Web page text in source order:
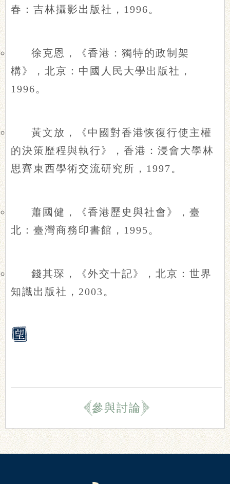
春：吉林攝影出版社，1996。
徐克恩，《香港：獨特的政制架
構》，北京：中國人民大學出版社，
1996。
黃文放，《中國對香港恢復行使主權
的決策歷程與執行》，香港：浸會大學林
思齊東西學術交流研究所，1997。
蕭國健，《香港歷史與社會》，臺
北：臺灣商務印書館，1995。
錢其琛，《外交十記》，北京：世界
知識出版社，2003。
參與討論